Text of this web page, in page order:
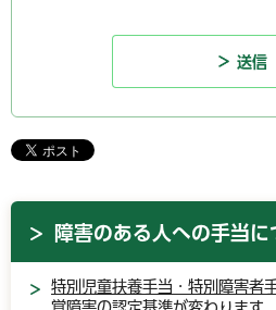
障害のある人への手当に
特別児童扶養手当・特別障害者